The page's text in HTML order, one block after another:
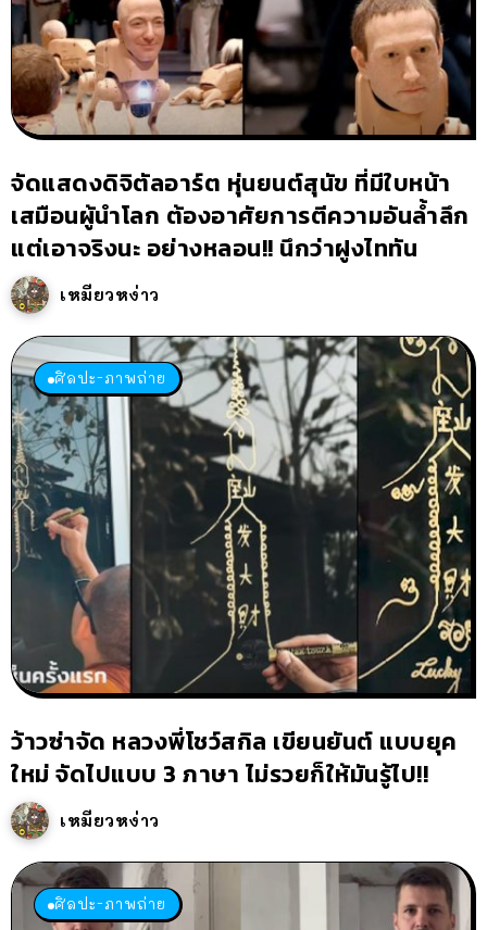
จัดแสดงดิจิตัลอาร์ต หุ่นยนต์สุนัข ที่มีใบหน้า
เสมือนผู้นำโลก ต้องอาศัยการตีความอันล้ำลึก
แต่เอาจริงนะ อย่างหลอน!! นึกว่าฝูงไททัน
เหมียวหง่าว
ศิลปะ-ภาพถ่าย
ว้าวซ่าจัด หลวงพี่โชว์สกิล เขียนยันต์ แบบยุค
ใหม่ จัดไปแบบ 3 ภาษา ไม่รวยก็ให้มันรู้ไป!!
เหมียวหง่าว
ศิลปะ-ภาพถ่าย